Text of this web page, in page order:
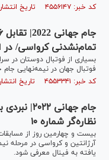
کد خبر: ۴۵۵۶۱۴۷ تاریخ انتشار : ۱۴۰۱/۰۹/۲۶
تمام‌نشدنی کرواسی/ در
فوتبال جهان در نیمه‌نهایی جام
کد خبر: ۴۵۵۳۳۴۱ تاریخ انتشار : ۱۴۰۱/۰۹/۲۲
جام جهانی
نظاره‌گر شماره ۱۰
بیست و چهارمین روز از
آرژانتین و کرواسی در مرحله
یافته به فینال معرفی شود.